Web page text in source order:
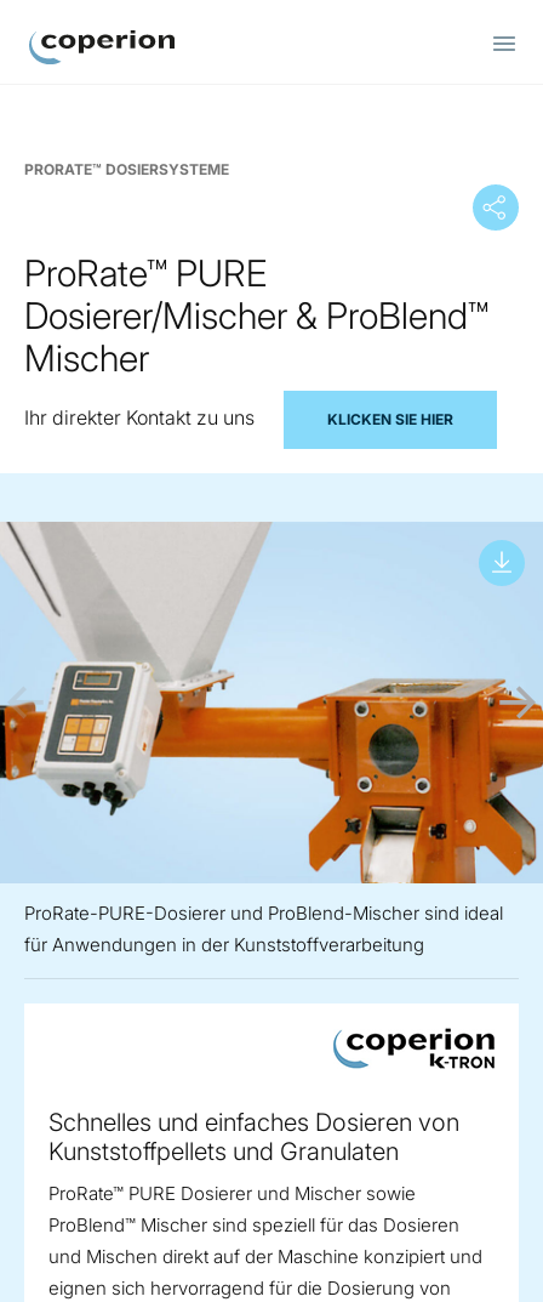
PRORATE™ DOSIERSYSTEME
ProRate™ PURE
Dosierer/Mischer & ProBlend™
Mischer
Ihr direkter Kontakt zu uns KLICKEN SIE HIER
ProRate-PURE-Dosierer und ProBlend-Mischer sind ideal
für Anwendungen in der Kunststoffverarbeitung
Schnelles und einfaches Dosieren von
Kunststoffpellets und Granulaten
ProRate™ PURE Dosierer und Mischer sowie
ProBlend™ Mischer sind speziell für das Dosieren
und Mischen direkt auf der Maschine konzipiert und
eignen sich hervorragend für die Dosierung von